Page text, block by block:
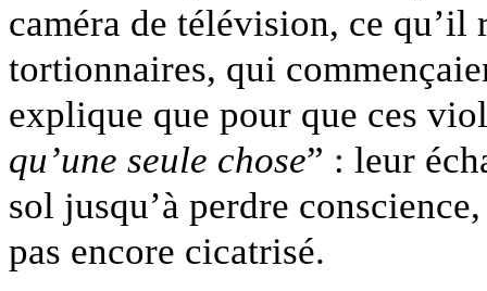
caméra de télévision, ce qu’il
tortionnaires, qui
explique que pour que ces
qu’une seule chose” : leur
sol jusqu’à perdre
pas encore cicatrisé.